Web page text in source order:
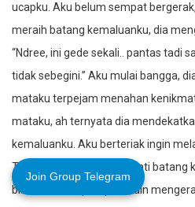
ucapku. Aku belum sempat
meraih batang kemaluanku, dia
“Ndree, ini gede sekali.. pantas tadi
tidak sebegini.” Aku mulai bangga,
mataku terpejam menahan
mataku, ah ternyata dia
kemaluanku. Aku berteriak ingin
Terlebih dahulu dia menjilati batang
bisa berkata apa-apa selain
Join Group Telegram